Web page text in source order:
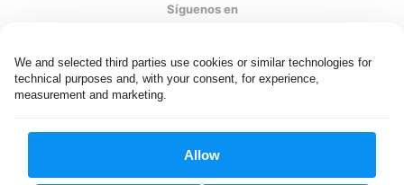
We and selected third parties use cookies or similar technologies for
technical purposes and, with your consent, for experience,
measurement and marketing.
Allow
Síguenos en
esta página usted acepta nuestrapolítica de privacidady